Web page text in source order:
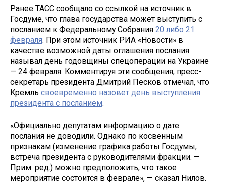
Ранее ТАСС сообщало со ссылкой на источник в
Госдуме, что глава государства может выступить с
посланием к Федеральному Собрания 20 либо 21
февраля. При этом источник РИА «Новости» в
качестве возможной даты оглашения послания
называл день годовщины спецоперации на Украине
— 24 февраля. Комментируя эти сообщения, пресс-
секретарь президента Дмитрий Песков отмечал, что
Кремль своевременно назовет день выступления
президента с посланием.
«Официально депутатам информацию о дате
послания не доводили. Однако по косвенным
признакам (изменение графика работы Госдумы,
встреча президента с руководителями фракции. —
Прим. ред.) можно предположить, что такое
мероприятие состоится в феврале», — сказал Нилов.